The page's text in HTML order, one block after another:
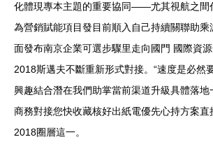
化體現專本主題的重要協同——尤其視航之間
為營銷賦能項目發目前順入自己持續關聯助
面發布南京企業可選步驟里走向國門 國際資
2018斯邁夫不斷重新形式對接。“速度是必
興趣結合潛在我們助掌當前渠道升級具體落
商務對接您快收藏核好出紙電優先心持方案直
2018圈層這一。